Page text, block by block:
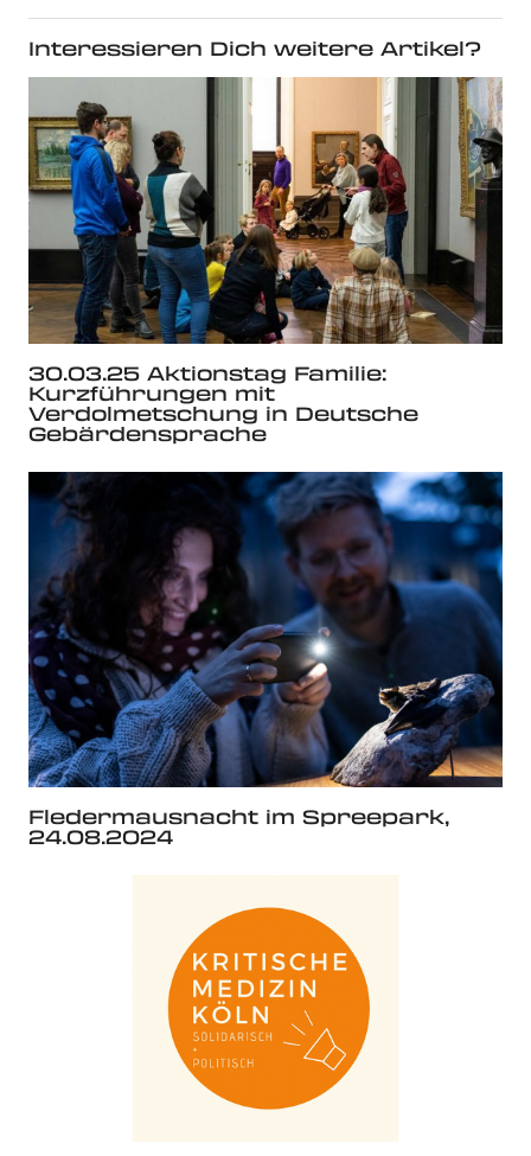
Interessieren Dich weitere Artikel?
30.03.25 Aktionstag Familie:
Kurzführungen mit
Verdolmetschung in Deutsche
Gebärdensprache
Fledermausnacht im Spreepark,
24.08.2024